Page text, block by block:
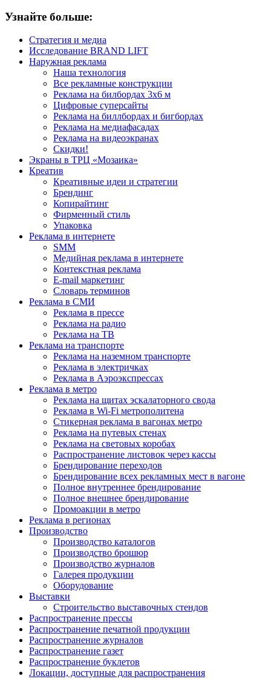
Узнайте больше:
Стратегия и медиа
Исследование BRAND LIFT
Наружная реклама
Наша технология
Все рекламные конструкции
Реклама на билбордах 3х6 м
Цифровые суперсайты
Реклама на биллбордах и бигбордах
Реклама на медиафасадах
Реклама на видеоэкранах
Скидки!
Экраны в ТРЦ «Мозаика»
Креатив
Креативные идеи и стратегии
Брендинг
Копирайтинг
Фирменный стиль
Упаковка
Реклама в интернете
SMM
Медийная реклама в интернете
Контекстная реклама
E-mail маркетинг
Словарь терминов
Реклама в СМИ
Реклама в прессе
Реклама на радио
Реклама на ТВ
Реклама на транспорте
Реклама на наземном транспорте
Реклама в электричках
Реклама в Аэроэкспрессах
Реклама в метро
Реклама на щитах эскалаторного свода
Реклама в Wi-Fi метрополитена
Стикерная реклама в вагонах метро
Реклама на путевых стенах
Реклама на световых коробах
Распространение листовок через кассы
Брендирование переходов
Брендирование всех рекламных мест в вагоне
Полное внутреннее брендирование
Полное внешнее брендирование
Промоакции в метро
Реклама в регионах
Производство
Производство каталогов
Производство брошюр
Производство журналов
Галерея продукции
Оборудование
Выставки
Строительство выставочных стендов
Распространение прессы
Распространение печатной продукции
Распространение журналов
Распространение газет
Распространение буклетов
Локации, доступные для распространения